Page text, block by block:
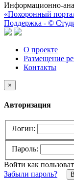
Информационно-
«Похоронный
Поддержка - ©
О проекте
Размещение
Контакты
×
Авторизация
Логин:
Пароль:
Войти как
Забыли пароль?